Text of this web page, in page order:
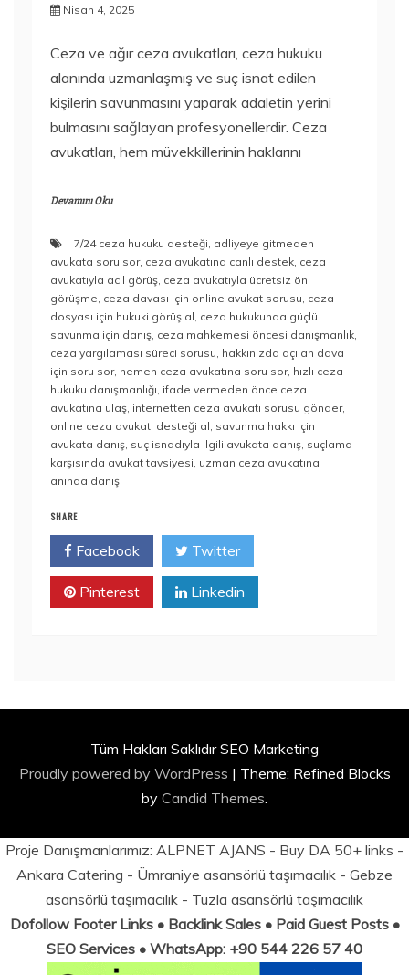
Nisan 4, 2025
Ceza ve ağır ceza avukatları, ceza hukuku
alanında uzmanlaşmış ve suç isnat edilen
kişilerin savunmasını yaparak adaletin yerini
bulmasını sağlayan profesyonellerdir. Ceza
avukatları, hem müvekkillerinin haklarını
Devamını Oku
7/24 ceza hukuku desteği, adliyeye gitmeden
avukata soru sor, ceza avukatına canlı destek, ceza
avukatıyla acil görüş, ceza avukatıyla ücretsiz ön
görüşme, ceza davası için online avukat sorusu, ceza
dosyası için hukuki görüş al, ceza hukukunda güçlü
savunma için danış, ceza mahkemesi öncesi danışmanlık,
ceza yargılaması süreci sorusu, hakkınızda açılan dava
için soru sor, hemen ceza avukatına soru sor, hızlı ceza
hukuku danışmanlığı, ifade vermeden önce ceza
avukatına ulaş, internetten ceza avukatı sorusu gönder,
online ceza avukatı desteği al, savunma hakkı için
avukata danış, suç isnadıyla ilgili avukata danış, suçlama
karşısında avukat tavsiyesi, uzman ceza avukatına
anında danış
SHARE
Facebook Twitter
Pinterest Linkedin
Tüm Hakları Saklıdır SEO Marketing
Proudly powered by WordPress | Theme: Refined Blocks
by Candid Themes.
Proje Danışmanlarımız: ALPNET AJANS - Buy DA 50+ links -
Ankara Catering - Ümraniye asansörlü taşımacılık - Gebze
asansörlü taşımacılık - Tuzla asansörlü taşımacılık
Dofollow Footer Links • Backlink Sales • Paid Guest Posts •
SEO Services • WhatsApp: +90 544 226 57 40